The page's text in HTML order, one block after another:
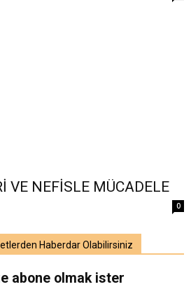
VE NEFİSLE MÜCADELE
0
Haberdar Olabilirsiniz
abone olmak ister